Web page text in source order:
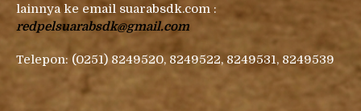
lainnya ke email suarabsdk.com :
redpelsuarabsdk@gmail.com
Telepon: (0251) 8249520, 8249522, 8249531, 8249539